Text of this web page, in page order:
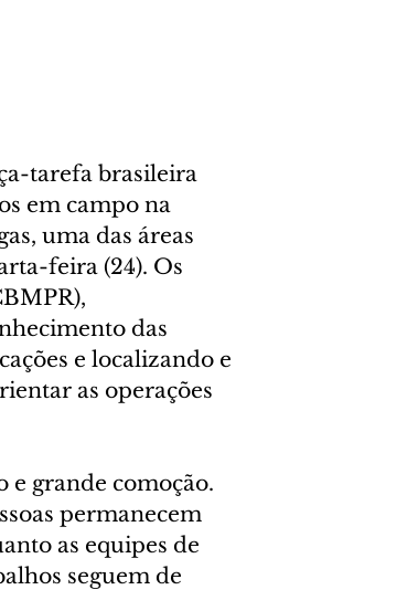
tarefa brasileira
em campo na
uma das áreas
feira (24). Os
das
e localizando e
as operações
e grande comoção.
permanecem
as equipes de
seguem de